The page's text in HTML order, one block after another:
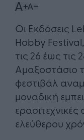
Οι Εκδόσεις
Hobby
τις 26 έως τις
Αμαξοστάσιο
φεστιβάλ
μοναδική
ελεύθερου